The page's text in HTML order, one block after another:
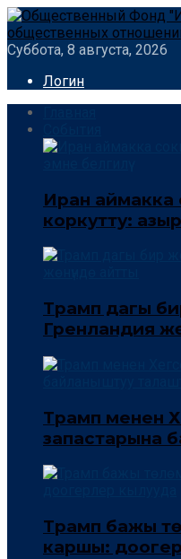
Суббота, 8 августа, 2026
Логин
Иран аймакка
коркутту: азыр
Трамп дагы
Гренландия
Трамп менен
запастарына
Трамп бажы
каршы: